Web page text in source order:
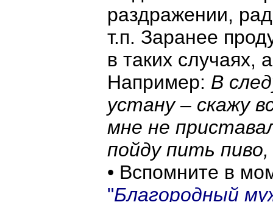
раздражении,
т.п. Заранее
в таких случаях, а
Например: В
устану – скажу
мне не
пойду пить
• Вспомните в
"Благородный